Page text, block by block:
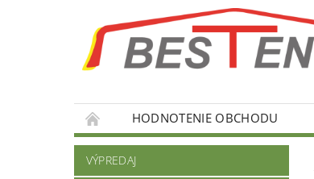
HODNOTENIE OBCHODU
VÝPREDAJ